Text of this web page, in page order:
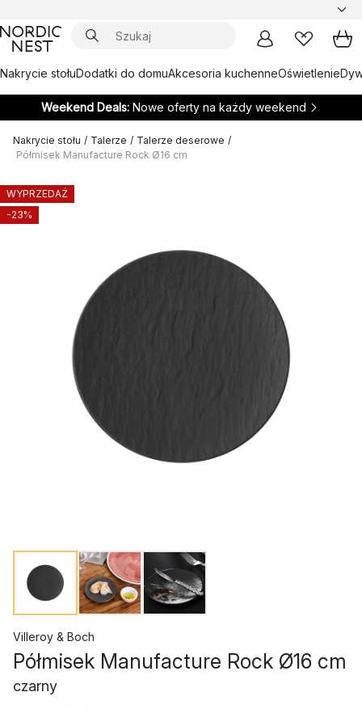
Nakrycie stołuDodatki do domuAkcesoria kuchenneOświetlenie
Weekend Deals: Nowe oferty na każdy weekend
Nakrycie stołu / Talerze / Talerze deserowe /
Półmisek Manufacture Rock Ø16 cm
WYPRZEDAŻ
-23%
Villeroy & Boch
Półmisek Manufacture Rock Ø16 cm
czarny